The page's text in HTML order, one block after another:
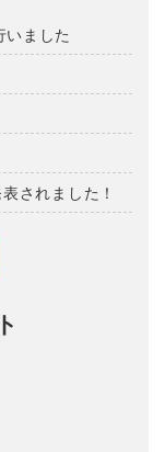
ました
されました！